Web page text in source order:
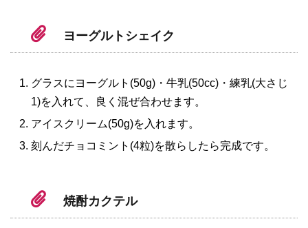
ヨーグルトシェイク
グラスにヨーグルト(50g)・牛乳(50cc)・練乳(大さじ
1)を入れて、良く混ぜ合わせます。
アイスクリーム(50g)を入れます。
刻んだチョコミント(4粒)を散らしたら完成です。
焼酎カクテル